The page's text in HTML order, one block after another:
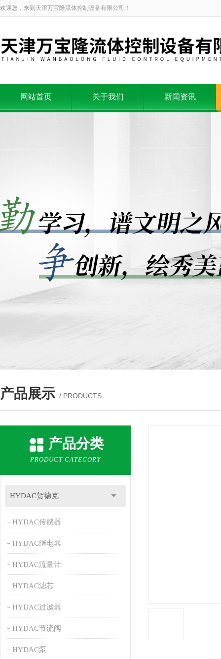
欢迎您，来到天津万宝隆流体控制设备有限公司！
网站首页 关于我们 新闻资讯
产品展示 / PRODUCTS
产品分类
PRODUCT CATEGORY
HYDAC贺德克
HYDAC传感器
HYDAC继电器
HYDAC流量计
HYDAC滤芯
HYDAC过滤器
HYDAC节流阀
HYDAC泵